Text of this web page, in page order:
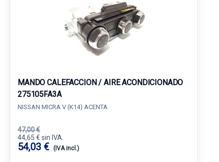
MANDO CALEFACCION / AIRE ACONDICIONADO
275105FA3A
NISSAN MICRA V (K14) ACENTA
47,00 €
44,65 € sin IVA.
54,03 € (IVA incl.)